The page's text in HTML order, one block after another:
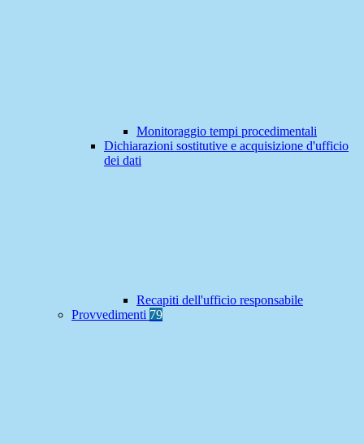
Monitoraggio tempi procedimentali
Dichiarazioni sostitutive e acquisizione d'ufficio
dei dati
Recapiti dell'ufficio responsabile
Provvedimenti 79